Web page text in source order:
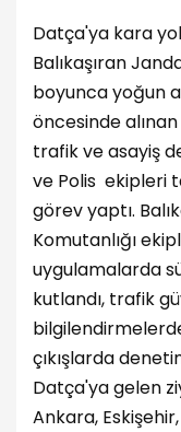
Datça'ya kara
Balıkaşıran
boyunca yoğun
öncesinde
trafik ve asayiş
ve Polis ekipleri
görev yaptı.
Komutanlığı
uygulamalarda
kutlandı, trafik
çıkışlarda
Datça'ya gelen
Ankara,